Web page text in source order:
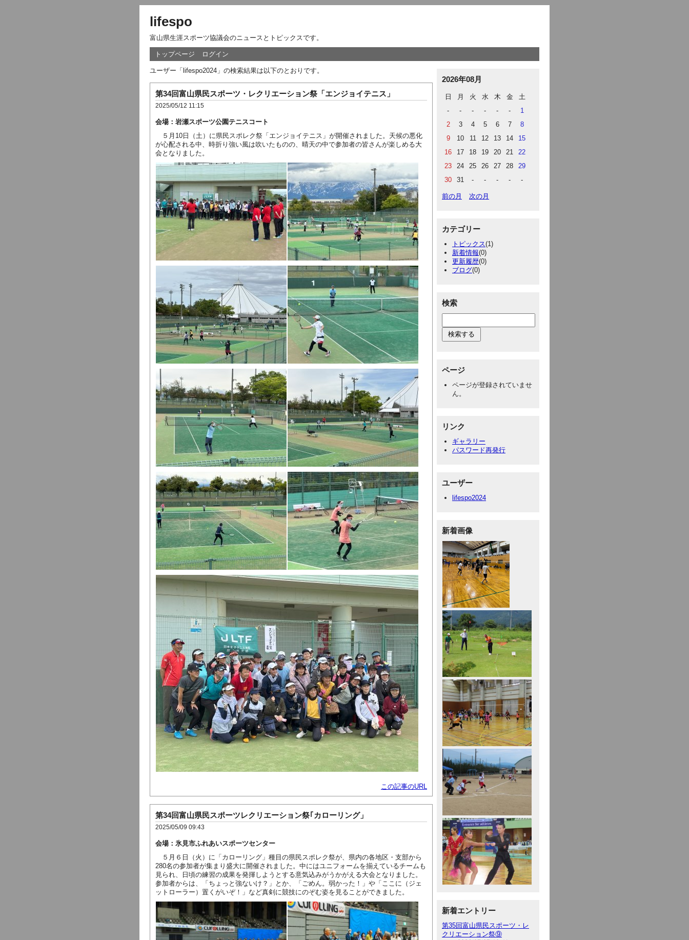
lifespo
富山県生涯スポーツ協議会のニュースとトピックスです。
トップページ ログイン
ユーザー「lifespo2024」の検索結果は以下のとおりです。
第34回富山県民スポーツ・レクリエーション祭「エンジョイテニス」
2025/05/12 11:15
会場：岩瀬スポーツ公園テニスコート
５月10日（土）に県民スポレク祭「エンジョイテニス」が開催されました。天候の悪化
が心配される中、時折り強い風は吹いたものの、晴天の中で参加者の皆さんが楽しめる大
会となりました。
この記事のURL
第34回富山県民スポーツレクリエーション祭｢カローリング」
2025/05/09 09:43
会場：氷見市ふれあいスポーツセンター
５月６日（火）に「カローリング」種目の県民スポレク祭が、県内の各地区・支部から
280名の参加者が集まり盛大に開催されました。中にはユニフォームを揃えているチームも
見られ、日頃の練習の成果を発揮しようとする意気込みがうかがえる大会となりました。
参加者からは、「ちょっと強ないけ？」とか、「ごめん。弱かった！」や「ここに（ジェ
ットローラー）置くがいぞ！」など真剣に競技にのぞむ姿を見ることができました。
2026年08月
日 月 火 水 木 金
土
-
- - - - -
1
2
3 4 5 6 7
8
9
10 11 12 13 14
15
16
17 18 19 20 21
22
23
24 25 26 27 28
29
30
31 - - - - -
前の月 次の月
カテゴリー
トピックス(1)
新着情報(0)
更新履歴(0)
ブログ(0)
検索
ページ
ページが登録されていませ
ん。
リンク
ギャラリー
パスワード再発行
ユーザー
lifespo2024
新着画像
新着エントリー
第35回富山県民スポーツ・レ
クリエーション祭⑨